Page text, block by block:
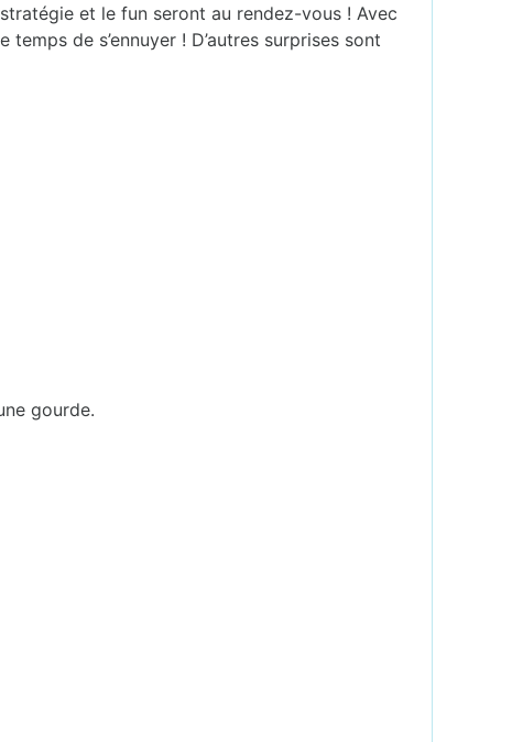
et le fun seront au rendez-vous ! Avec
de s’ennuyer ! D’autres surprises sont
gourde.